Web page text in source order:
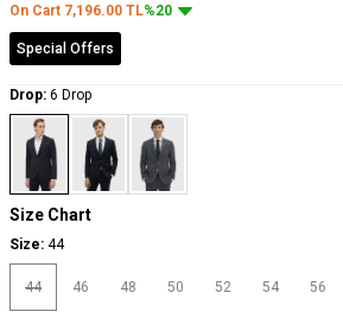
On Cart 7,196.00 TL%20
Special Offers
Drop: 6 Drop
Size Chart
Size: 44
44 46 48 50 52 54 56